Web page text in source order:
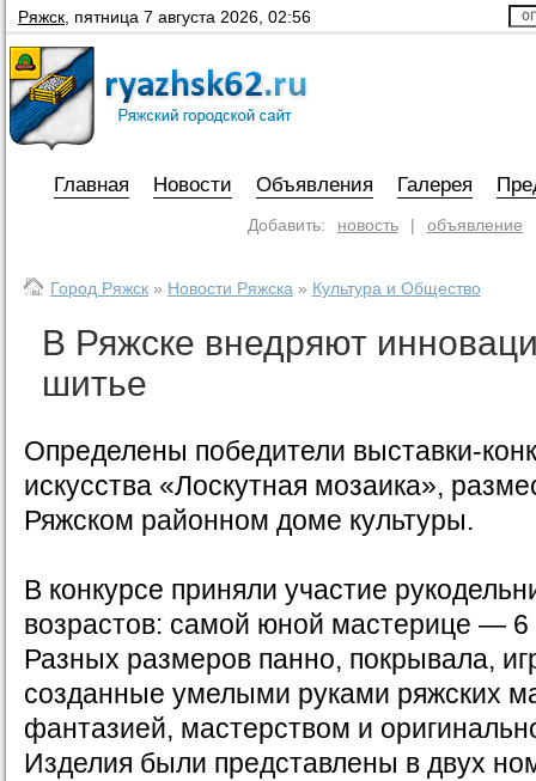
Ряжск пятница 7 августа 2026, 02:56
Главная Новости Объявления Галерея
Добавить: новость | объявление
Город Ряжск » Новости Ряжска » Культура и Общество
В Ряжске внедряют
шитье
Определены победители выставки-
искусства «Лоскутная мозаика»,
Ряжском районном доме культуры.
В конкурсе приняли участие
возрастов: самой юной мастерице —
Разных размеров панно, покрывала,
созданные умелыми руками ряжских
фантазией, мастерством и
Изделия были представлены в двух